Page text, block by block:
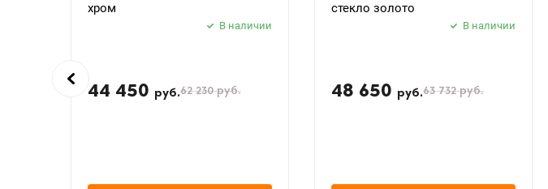
хром
В наличии
44 450 руб.62 230руб.
стекло золото
В наличии
48 650 руб.63 732руб.